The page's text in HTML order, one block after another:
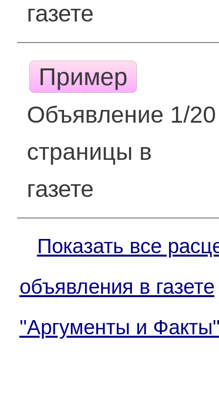
газете
Пример
Объявление 1/20
страницы в
газете
Показать все
объявления в газете
"Аргументы и